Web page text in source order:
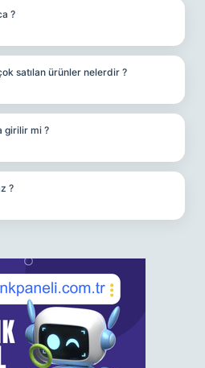
?
satılan ürünler nelerdir ?
girilir mi ?
?